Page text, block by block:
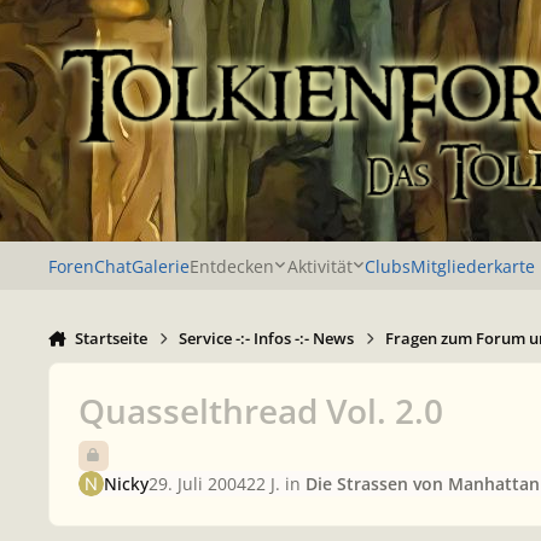
Zu Inhalt springen
ForenChatGalerieEntdecken Aktivität ClubsMitgliederkarte
Startseite Service -:- Infos -:- News Fragen zum Forum
Quasselthread Vol. 2.0
Nicky29. Juli 200422 J. in Die Strassen von Manhattan